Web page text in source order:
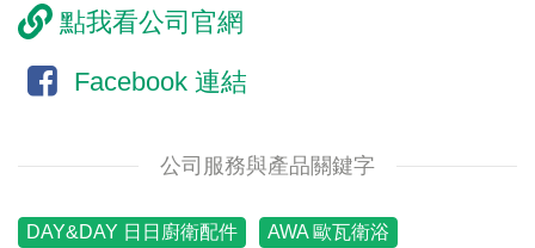
點我看公司官網
Facebook 連結
公司服務與產品關鍵字
DAY&DAY 日日廚衛配件
AWA 歐瓦衛浴